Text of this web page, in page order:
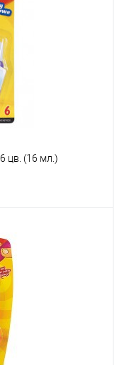
В наличии
цв. (16 мл.)